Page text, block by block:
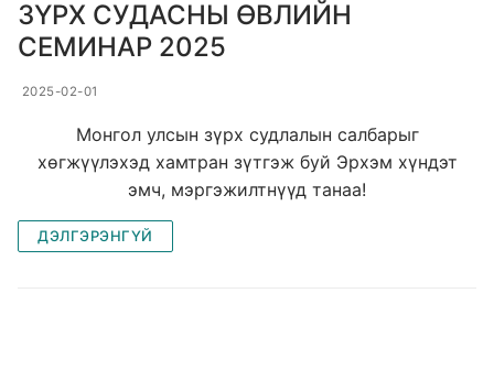
ЗҮРХ СУДАСНЫ ӨВЛИЙН
СЕМИНАР 2025
2025-02-01
Монгол улсын зүрх судлалын салбарыг
хөгжүүлэхэд хамтран зүтгэж буй Эрхэм хүндэт
эмч, мэргэжилтнүүд танаа!
ДЭЛГЭРЭНГҮЙ